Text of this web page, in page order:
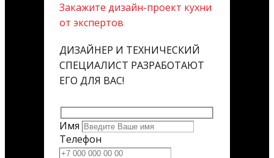
Закажите дизайн-проект кухни
от экспертов
ДИЗАЙНЕР И ТЕХНИЧЕСКИЙ
СПЕЦИАЛИСТ РАЗРАБОТАЮТ
ЕГО ДЛЯ ВАС!
Имя
Телефон